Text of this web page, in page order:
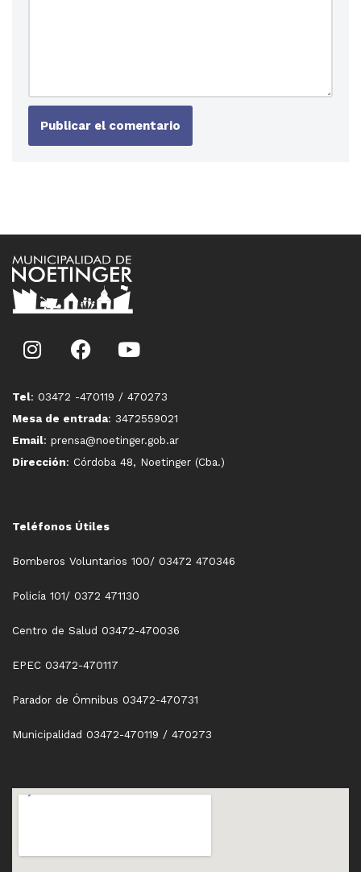
Tel: 03472 -470119 / 470273
Mesa de entrada: 3472559021
Email: prensa@noetinger.gob.ar
Dirección: Córdoba 48, Noetinger (Cba.)
Teléfonos Útiles
Bomberos Voluntarios 100/ 03472 470346
Policía 101/ 0372 471130
Centro de Salud 03472-470036
EPEC 03472-470117
Parador de Ómnibus 03472-470731
Municipalidad 03472-470119 / 470273